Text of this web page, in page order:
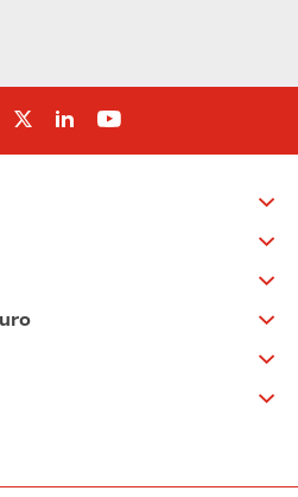
en Facebook
en Instagram
Síguenos en Twitter
Síguenos en Linkedin
Síguenos en